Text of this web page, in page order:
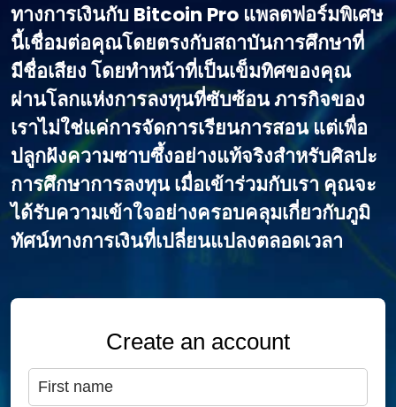
ทางการเงินกับ Bitcoin Pro แพลตฟอร์มพิเศษ
นี้เชื่อมต่อคุณโดยตรงกับสถาบันการศึกษาที่
มีชื่อเสียง โดยทําหน้าที่เป็นเข็มทิศของคุณ
ผ่านโลกแห่งการลงทุนที่ซับซ้อน ภารกิจของ
เราไม่ใช่แค่การจัดการเรียนการสอน แต่เพื่อ
ปลูกฝังความซาบซึ้งอย่างแท้จริงสําหรับศิลปะ
การศึกษาการลงทุน เมื่อเข้าร่วมกับเรา คุณจะ
ได้รับความเข้าใจอย่างครอบคลุมเกี่ยวกับภูมิ
ทัศน์ทางการเงินที่เปลี่ยนแปลงตลอดเวลา